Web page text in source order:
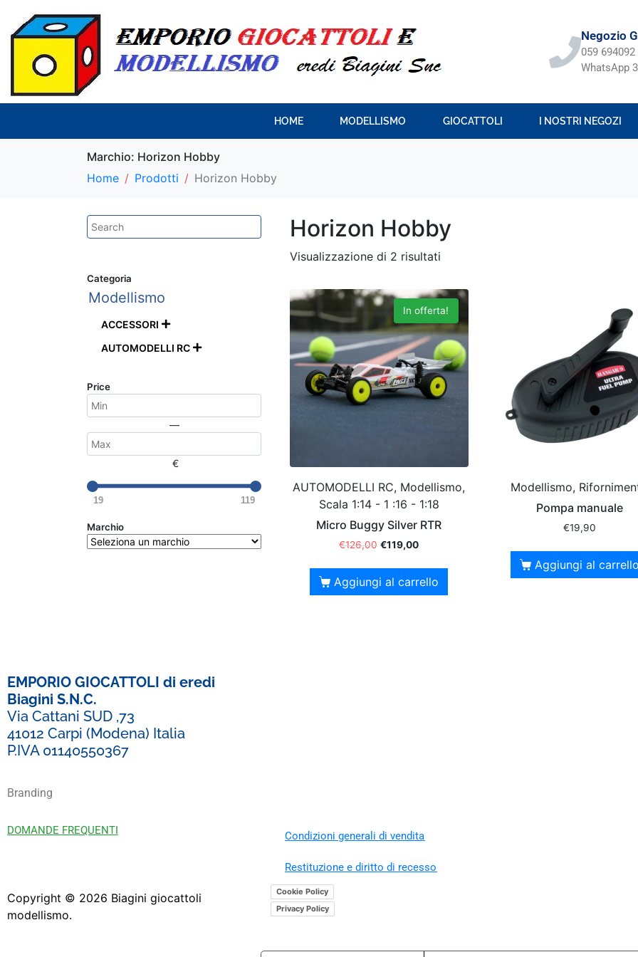
Negozio
059 694092
WhatsApp
HOME MODELLISMO GIOCATTOLI I NOSTRI NEGOZI
Marchio: Horizon Hobby
Home
Prodotti Horizon Hobby
Horizon Hobby
Visualizzazione di 2 risultati
In offerta!
AUTOMODELLI RC, Modellismo,
Scala 1:14 - 1 :16 - 1:18
Micro Buggy Silver RTR
€126,00 €119,00
Aggiungi al carrello
Modellismo,
Pompa manuale
€19,90
Aggiungi al
Categoria
Modellismo
ACCESSORI 
AUTOMODELLI RC 
Price
—
€
19 119
Marchio
EMPORIO GIOCATTOLI di eredi
Biagini S.N.C.
Via Cattani SUD ,73
41012 Carpi (Modena) Italia
P.IVA 01140550367
Branding
DOMANDE FREQUENTI Condizioni generali di vendita
Restituzione e diritto di recesso
Copyright © 2026 Biagini giocattoli
modellismo.
Cookie Policy
Privacy Policy